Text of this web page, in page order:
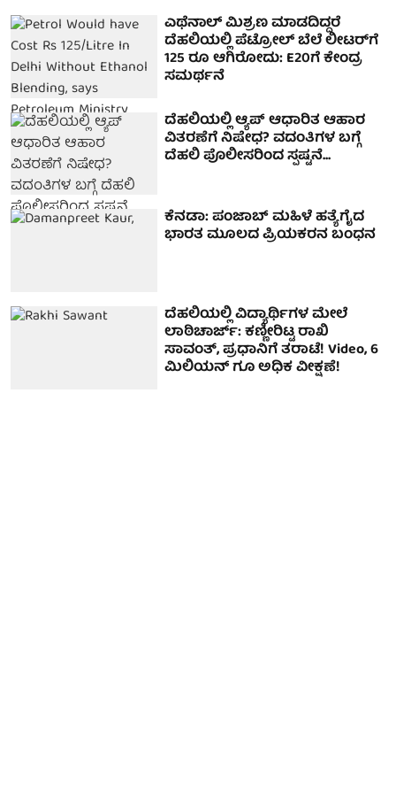
ಎಥೆನಾಲ್ ಮಿಶ್ರಣ ಮಾಡದಿದ್ದರೆ
ದೆಹಲಿಯಲ್ಲಿ ಪೆಟ್ರೋಲ್ ಬೆಲೆ ಲೀಟರ್‌ಗೆ
125 ರೂ ಆಗಿರೋದು: E20ಗೆ ಕೇಂದ್ರ
ಸಮರ್ಥನೆ
ದೆಹಲಿಯಲ್ಲಿ ಆ್ಯಪ್ ಆಧಾರಿತ ಆಹಾರ
ವಿತರಣೆಗೆ ನಿಷೇಧ? ವದಂತಿಗಳ ಬಗ್ಗೆ
ದೆಹಲಿ ಪೊಲೀಸರಿಂದ ಸ್ಪಷ್ಟನೆ...
ಕೆನಡಾ: ಪಂಜಾಬ್ ಮಹಿಳೆ ಹತ್ಯೆಗೈದ
ಭಾರತ ಮೂಲದ ಪ್ರಿಯಕರನ ಬಂಧನ
ದೆಹಲಿಯಲ್ಲಿ ವಿದ್ಯಾರ್ಥಿಗಳ ಮೇಲೆ
ಲಾಠಿಚಾರ್ಜ್: ಕಣ್ಣೀರಿಟ್ಟ ರಾಖಿ
ಸಾವಂತ್, ಪ್ರಧಾನಿಗೆ ತರಾಟೆ! Video, 6
ಮಿಲಿಯನ್ ಗೂ ಅಧಿಕ ವೀಕ್ಷಣೆ!